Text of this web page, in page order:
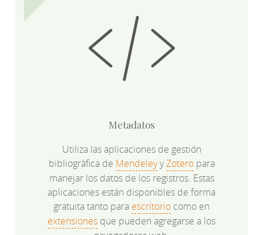
Metadatos
Utiliza las aplicaciones de gestión
bibliográfica de MendeleyyZoteropara
manejar los datos de los registros. Estas
aplicaciones están disponibles de forma
gratuita tanto para escritorio como en
extensiones que pueden agregarse a los